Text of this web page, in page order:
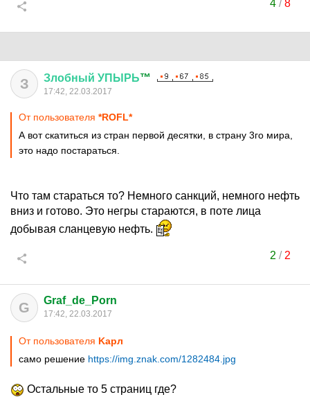
4/8
З Злобный УПЫРЬ™
17:42, 22.03.2017
От пользователя *ROFL*
А вот скатиться из стран первой десятки, в страну 3го мира,
это надо постараться.
Что там стараться то? Немного санкций, немного нефть
вниз и готово. Это негры стараются, в поте лица
добывая сланцевую нефть.
2 / 2
G Graf_de_Porn
17:42, 22.03.2017
От пользователя Kapл
само решение https://img.znak.com/1282484.jpg
Остальные то 5 страниц где?